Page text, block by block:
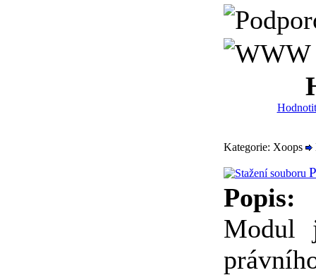
Kategorie: Xoops
Popis:
Modul